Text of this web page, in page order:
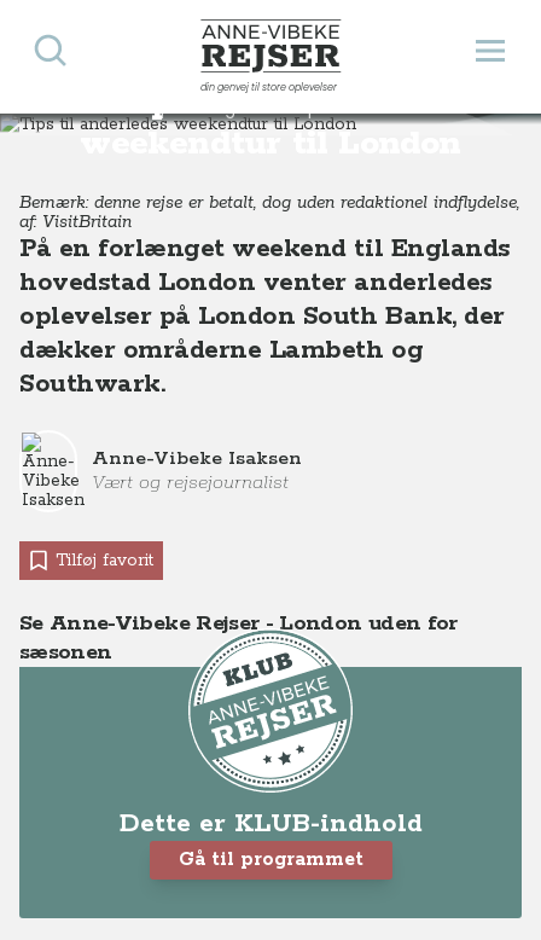
Anne-Vibeke Rejser
din genvej til store oplevelser
Åbn
Søg
Tips til anderledes
weekendtur til London
Destinationer Europa England Tips til anderledes weekendtur til London
Bemærk: denne rejse er betalt, dog uden redaktionel indflydelse,
af: VisitBritain
På en forlænget weekend til Englands
hovedstad London venter anderledes
oplevelser på London South Bank, der
dækker områderne Lambeth og
Southwark.
Anne-Vibeke Isaksen
Vært og rejsejournalist
Tilføj favorit
Se Anne-Vibeke Rejser - London uden for
sæsonen
Dette er KLUB-indhold
Gå til programmet